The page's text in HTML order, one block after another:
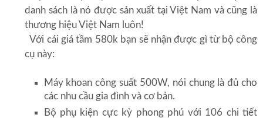
danh sách là nó được sản xuất tại Việt Nam và cũng là
thương hiệu Việt Nam luôn!
Với cái giá tầm 580k bạn sẽ nhận được gì từ bộ công
cụ này:
Máy khoan công suất 500W, nói chung là đủ cho
các nhu cầu gia đình và cơ bản.
Bộ phụ kiện cực kỳ phong phú với 106 chi tiết